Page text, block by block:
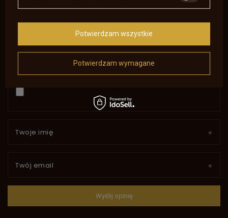
Dodaj własne zdjęcie produktu:
Twoje imię
Twój email
Wyślij opinię
Potwierdzam wymagane
Potwierdzam wszystkie